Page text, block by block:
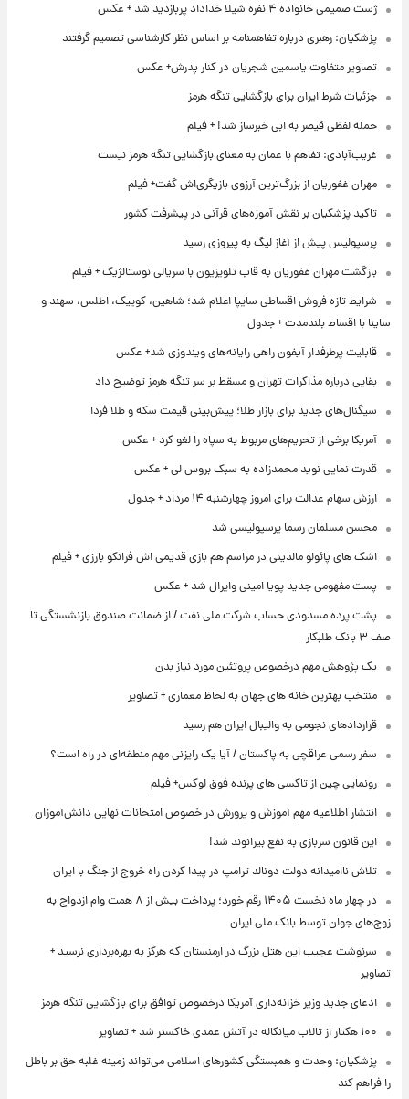
ژست صمیمی خانواده ۴ نفره شیلا خداداد پربازدید شد + عکس
پزشکیان: رهبری درباره تفاهمنامه بر اساس نظر کارشناسی تصمیم گرفتند
تصاویر متفاوت یاسمین شجریان در کنار پدرش+ عکس
جزئیات شرط ایران برای بازگشایی تنگه هرمز
حمله لفظی قیصر به ابی خبرساز شد! + فیلم
غریب‌آبادی: تفاهم با عمان به معنای بازگشایی تنگه هرمز نیست
مهران غفوریان از بزرگ‌ترین آرزوی بازیگری‌اش گفت+ فیلم
تاکید پزشکیان بر نقش آموزه‌های قرآنی در پیشرفت کشور
پرسپولیس پیش از آغاز لیگ به پیروزی رسید
بازگشت مهران غفوریان به قاب تلویزیون با سریالی نوستالژیک + فیلم
شرایط تازه فروش اقساطی سایپا اعلام شد؛ شاهین، کوییک، اطلس، سهند و
ساینا با اقساط بلندمدت + جدول
قابلیت پرطرفدار آیفون راهی رایانه‌های ویندوزی شد+ عکس
بقایی درباره مذاکرات تهران و مسقط بر سر تنگه هرمز توضیح داد
سیگنال‌های جدید برای بازار طلا؛ پیش‌بینی قیمت سکه و طلا فردا
آمریکا برخی از تحریم‌های مربوط به سپاه را لغو کرد + عکس
قدرت نمایی نوید محمدزاده به سبک بروس لی + عکس
ارزش سهام عدالت برای امروز چهارشنبه ۱۴ مرداد + جدول
محسن مسلمان رسما پرسپولیسی شد
اشک های پائولو مالدینی در مراسم هم بازی قدیمی اش فرانکو بارزی + فیلم
پست مفهومی جدید پویا امینی وایرال شد + عکس
پشت پرده‌ مسدودی حساب شرکت ملی نفت / از ضمانت صندوق بازنشستگی تا
صف ۳ بانک طلبکار
یک پژوهش مهم درخصوص پروتئین مورد نیاز بدن
منتخب بهترین خانه های جهان به لحاظ معماری + تصاویر
قراردادهای نجومی به والیبال ایران هم رسید
سفر رسمی عراقچی به پاکستان / آیا یک رایزنی مهم منطقه‌ای در راه است؟
رونمایی چین از تاکسی های پرنده فوق لوکس+ فیلم
انتشار اطلاعیه مهم آموزش و پرورش در خصوص امتحانات نهایی دانش‌آموزان
این قانون سربازی به نفع بیرانوند شد!
تلاش ناامیدانه‌ دولت دونالد ترامپ در پیدا کردن راه خروج از جنگ با ایران
در چهار ماه نخست ۱۴۰۵ رقم خورد؛ پرداخت بیش از ۸ همت وام ازدواج به
زوج‌های جوان توسط بانک ملی ایران
سرنوشت عجیب این هتل بزرگ در ارمنستان که هرگز به بهره‌برداری نرسید +
تصاویر
ادعای جدید وزیر خزانه‌داری آمریکا درخصوص توافق برای بازگشایی تنگه هرمز
۱۰۰ هکتار از تالاب میانکاله در آتش عمدی خاکستر شد + تصاویر
پزشکیان: وحدت و همبستگی کشورهای اسلامی می‌تواند زمینه غلبه حق بر باطل
را فراهم کند